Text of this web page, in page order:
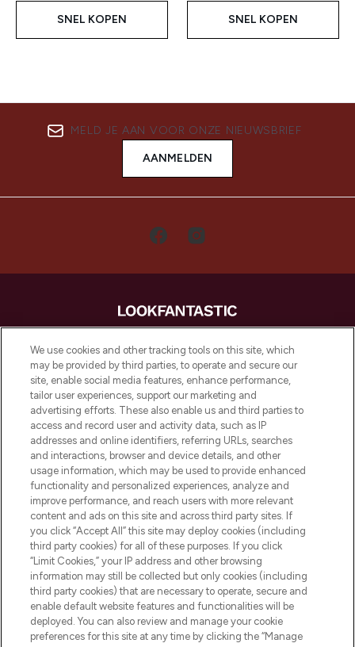
SNEL KOPEN SNEL KOPEN
MELD JE AAN VOOR ONZE NIEUWSBRIEF
AANMELDEN
LOOKFANTASTIC is de ultieme online
beautybestemming van Europa, met de
beste huidverzorging, haarproducten en
make-up van meer dan 200 topmerken.
Shop online of via de app, met gratis
verzending vanaf €40.
Cookie-toestemming
Do Not Sell or Share My Personal
Information
HELP & INFORMATIE
BEDRIJFSINFORMATIE
OVER LOOKFANTASTIC
We use cookies and other tracking tools on this site, which
may be provided by third parties, to operate and secure our
site, enable social media features, enhance performance,
tailor user experiences, support our marketing and
advertising efforts. These also enable us and third parties to
access and record user and activity data, such as IP
addresses and online identifiers, referring URLs, searches
and interactions, browser and device details, and other
usage information, which may be used to provide enhanced
functionality and personalized experiences, analyze and
improve performance, and reach users with more relevant
content and ads on this site and across third party sites. If
you click “Accept All” this site may deploy cookies (including
third party cookies) for all of these purposes. If you click
“Limit Cookies,” your IP address and other browsing
information may still be collected but only cookies (including
third party cookies) that are necessary to operate, secure and
enable default website features and functionalities will be
deployed. You can also review and manage your cookie
preferences for this site at any time by clicking the “Manage